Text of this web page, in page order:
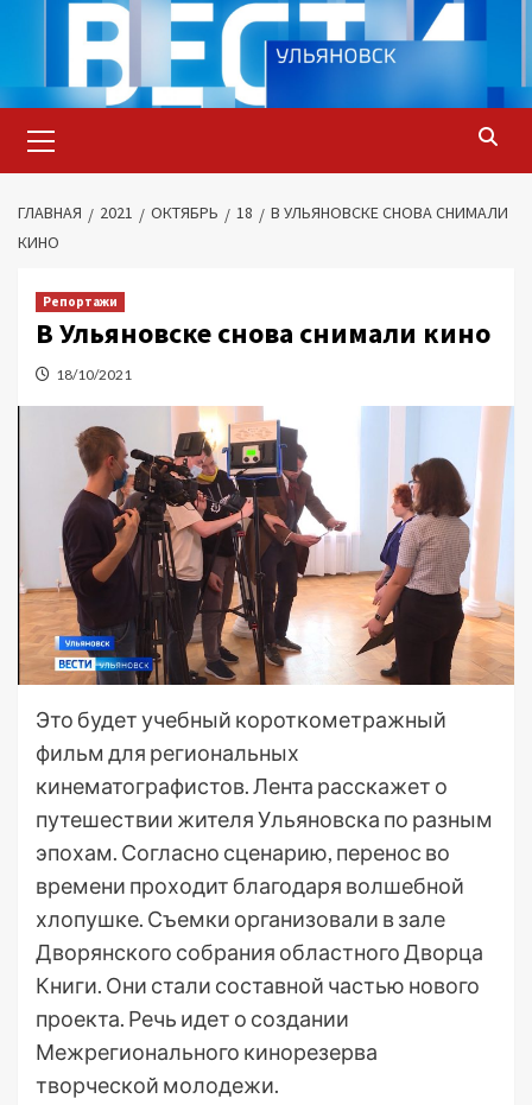
содержимому
меню
ГЛАВНАЯ 2021 ОКТЯБРЬ 18
В УЛЬЯНОВСКЕ СНОВА СНИМАЛИ
КИНО
Репортажи
В Ульяновске снова снимали кино
18/10/2021
Это будет учебный короткометражный
фильм для региональных
кинематографистов. Лента расскажет о
путешествии жителя Ульяновска по разным
эпохам. Согласно сценарию, перенос во
времени проходит благодаря волшебной
хлопушке. Съемки организовали в зале
Дворянского собрания областного Дворца
Книги. Они стали составной частью нового
проекта. Речь идет о создании
Межрегионального кинорезерва
творческой молодежи.